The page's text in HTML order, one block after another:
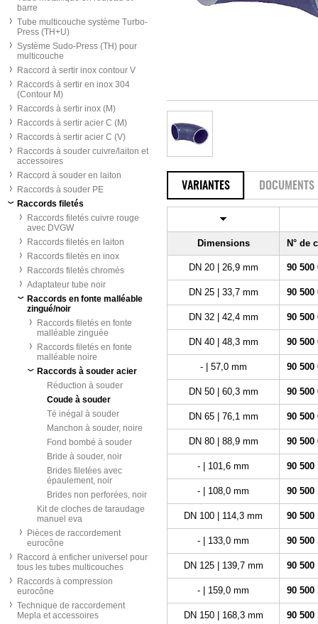
barre
Tube multicouche système Turbo-
Press (TH+U)
Système Sudo-Press (TH) pour
multicouche
Raccord à sertir inox contour V
Raccords à sertir en inox 304
(Contour M)
Raccords à sertir inox (M)
Raccords à sertir acier C (M)
Raccords à sertir acier C (V)
Raccords à souder cuivre/laiton et
accessoires
Raccord à souder en laiton
Raccords à souder PE
Raccords filetés
Raccords filetés cuivre rouge
avec DVGW
Raccords filetés en laiton
Raccords filetés en inox
Raccords filetés chromés
Adaptateur tube noir
Raccords en fonte malléable
zingué/noir
Raccords filetés en fonte
malléable zinguée
Raccords filetés en fonte
malléable noire
Raccords à souder acier
Réduction à souder
Coude à souder
Té inégal à souder
Manchon à souder, noire
Fond bombé à souder
Bride à souder, noir
Brides filetées avec
épaulement, noir
Brides non perforées, noir
Kit de cloches de taraudage
manuel eva
Pièces de raccordement
eurocône
Raccord à enficher universel pour
tous les tubes multicouches
Raccords à compression
eurocône
Technique de raccordement
Mepla et accessoires
VARIANTES DOCUMENTS
Dimensions N° de
DN 20 | 26,9 mm 90 500
DN 25 | 33,7 mm 90 500
DN 32 | 42,4 mm 90 500
DN 40 | 48,3 mm 90 500
- | 57,0 mm 90 500
DN 50 | 60,3 mm 90 500
DN 65 | 76,1 mm 90 500
DN 80 | 88,9 mm 90 500
- | 101,6 mm 90 500
- | 108,0 mm 90 500
DN 100 | 114,3 mm 90 500
- | 133,0 mm 90 500
DN 125 | 139,7 mm 90 500
- | 159,0 mm 90 500
DN 150 | 168,3 mm 90 500